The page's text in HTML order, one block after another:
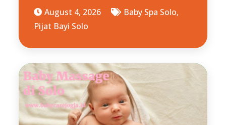
August 4, 2026 Baby Spa Solo,
Pijat Bayi Solo